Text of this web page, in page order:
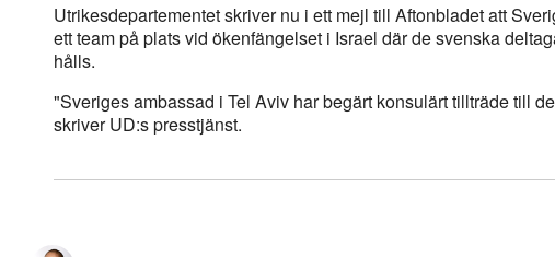
Utrikesdepartementet skriver nu i ett mejl till Aftonbladet att
ett team på plats vid ökenfängelset i Israel där de svenska
hålls.
"Sveriges ambassad i Tel Aviv har begärt konsulärt tillträde till
skriver UD:s presstjänst.